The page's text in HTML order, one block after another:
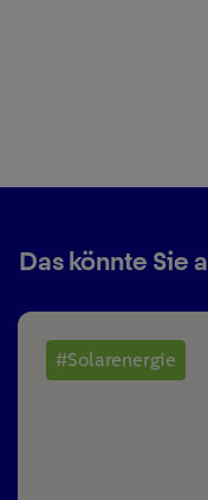
Das könnte Sie
#Solarenergie